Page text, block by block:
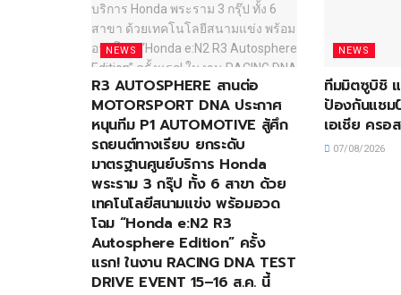
NEWS
R3 AUTOSPHERE สานต่อ
MOTORSPORT DNA ประกาศ
หนุนทีม P1 AUTOMOTIVE สู้ศึก
รถยนต์ทางเรียบ ยกระดับ
มาตรฐานศูนย์บริการ Honda
พระราม 3 กรุ๊ป ทั้ง 6 สาขา ด้วย
เทคโนโลยีสนามแข่ง พร้อมอวด
โฉม “Honda e:N2 R3
Autosphere Edition” ครั้ง
แรก! ในงาน RACING DNA TEST
DRIVE EVENT 15–16 ส.ค. นี้
NEWS
ทีมมิตซูบิชิ
ป้องกันแชม
เอเชีย คร
07/08/2026